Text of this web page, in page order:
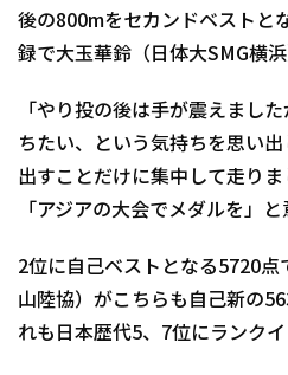
後の800mをセカンドベストと
録で大玉華鈴（日体大SMG横浜
「やり投の後は手が震えまし
ちたい、という気持ちを思い
出すことだけに集中して走りま
「アジアの大会でメダルを」と
2位に自己ベストとなる5720点
山陸協）がこちらも自己新の
れも日本歴代5、7位にランクイ